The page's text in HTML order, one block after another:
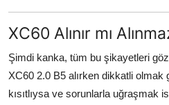
XC60 Alınır mı
Şimdi kanka, tüm bu şikayetleri
XC60 2.0 B5 alırken dikkatli olmak
kısıtlıysa ve sorunlarla uğraşmak